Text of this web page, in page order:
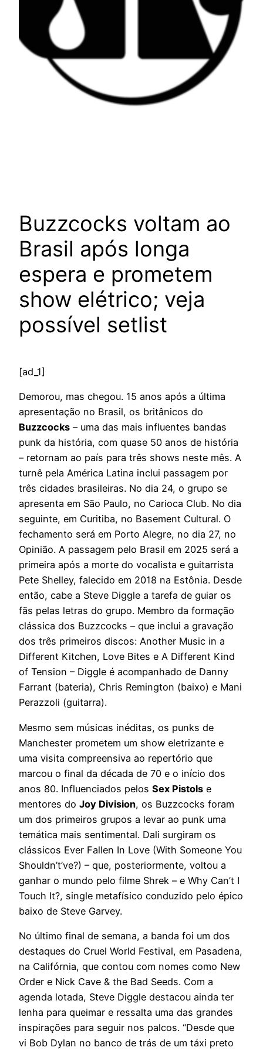
Buzzcocks voltam ao
Brasil após longa
espera e prometem
show elétrico; veja
possível setlist
[ad_1]
Demorou, mas chegou. 15 anos após a última
apresentação no Brasil, os britânicos do
Buzzcocks – uma das mais influentes bandas
punk da história, com quase 50 anos de história
– retornam ao país para três shows neste mês. A
turnê pela América Latina inclui passagem por
três cidades brasileiras. No dia 24, o grupo se
apresenta em São Paulo, no Carioca Club. No dia
seguinte, em Curitiba, no Basement Cultural. O
fechamento será em Porto Alegre, no dia 27, no
Opinião. A passagem pelo Brasil em 2025 será a
primeira após a morte do vocalista e guitarrista
Pete Shelley, falecido em 2018 na Estônia. Desde
então, cabe a Steve Diggle a tarefa de guiar os
fãs pelas letras do grupo. Membro da formação
clássica dos Buzzcocks – que inclui a gravação
dos três primeiros discos: Another Music in a
Different Kitchen, Love Bites e A Different Kind
of Tension – Diggle é acompanhado de Danny
Farrant (bateria), Chris Remington (baixo) e Mani
Perazzoli (guitarra).
Mesmo sem músicas inéditas, os punks de
Manchester prometem um show eletrizante e
uma visita compreensiva ao repertório que
marcou o final da década de 70 e o início dos
anos 80. Influenciados pelos Sex Pistols e
mentores do Joy Division, os Buzzcocks foram
um dos primeiros grupos a levar ao punk uma
temática mais sentimental. Dali surgiram os
clássicos Ever Fallen In Love (With Someone You
Shouldn’t’ve?) – que, posteriormente, voltou a
ganhar o mundo pelo filme Shrek – e Why Can’t I
Touch It?, single metafísico conduzido pelo épico
baixo de Steve Garvey.
No último final de semana, a banda foi um dos
destaques do Cruel World Festival, em Pasadena,
na Califórnia, que contou com nomes como New
Order e Nick Cave & the Bad Seeds. Com a
agenda lotada, Steve Diggle destacou ainda ter
lenha para queimar e ressalta uma das grandes
inspirações para seguir nos palcos. “Desde que
vi Bob Dylan no banco de trás de um táxi preto